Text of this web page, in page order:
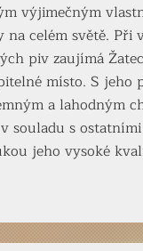
výjimečným
na celém světě.
piv zaujímá
místo. S
a lahodným
souladu s
jeho vysoké